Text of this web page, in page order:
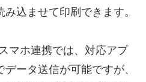
込ませて印刷できます。
マホ連携では、対応アプ
ータ送信が可能ですが、